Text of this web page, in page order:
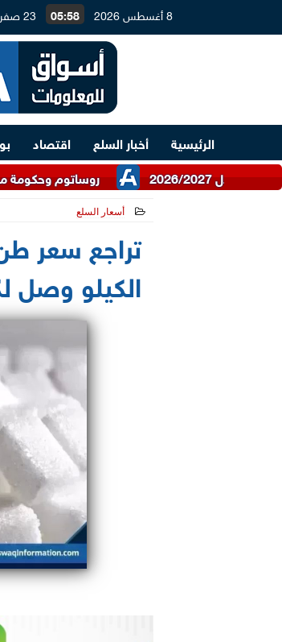
8 أغسطس 2026 05:58 23 صفر 1448
الرئيسية أخبار السلع اقتصاد
روساتوم وحكومة موسكو توقّعان
أسعار السلع
تراجع سعر
الكيلو وصل